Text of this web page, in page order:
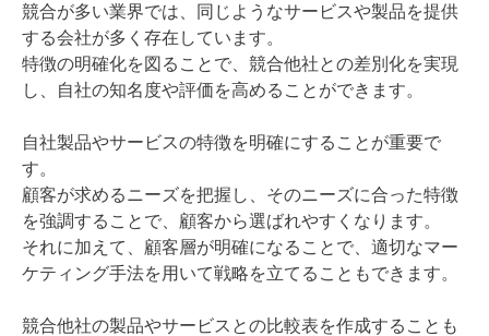
競合が多い業界では、同じようなサービスや製品を提供
する会社が多く存在しています。
特徴の明確化を図ることで、競合他社との差別化を実現
し、自社の知名度や評価を高めることができます。
自社製品やサービスの特徴を明確にすることが重要で
す。
顧客が求めるニーズを把握し、そのニーズに合った特徴
を強調することで、顧客から選ばれやすくなります。
それに加えて、顧客層が明確になることで、適切なマー
ケティング手法を用いて戦略を立てることもできます。
競合他社の製品やサービスとの比較表を作成することも